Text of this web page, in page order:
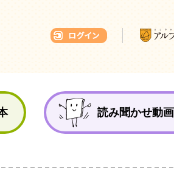
読み聞かせ動画